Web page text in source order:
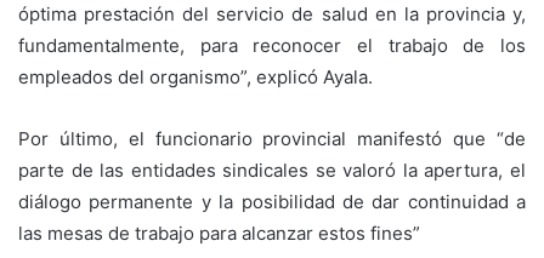
óptima prestación del servicio de salud en la provincia y,
fundamentalmente, para reconocer el trabajo de los
empleados del organismo”, explicó Ayala.
Por último, el funcionario provincial manifestó que “de
parte de las entidades sindicales se valoró la apertura, el
diálogo permanente y la posibilidad de dar continuidad a
las mesas de trabajo para alcanzar estos fines”